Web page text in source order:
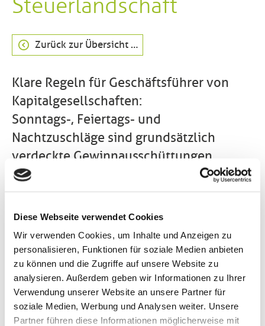
Diese Webseite verwendet Cookies
Wir verwenden Cookies, um Inhalte und Anzeigen zu
personalisieren, Funktionen für soziale Medien anbieten
zu können und die Zugriffe auf unsere Website zu
analysieren. Außerdem geben wir Informationen zu Ihrer
Verwendung unserer Website an unsere Partner für
soziale Medien, Werbung und Analysen weiter. Unsere
Partner führen diese Informationen möglicherweise mit
Steuerlandschaft
Zurück zur Übersicht …
Klare Regeln für Geschäftsführer von
Kapitalgesellschaften:
Sonntags-, Feiertags- und
Nachtzuschläge sind grundsätzlich
verdeckte Gewinnausschüttungen
Wer ein Unternehmen führt, muss oft ungewöhnliche
Arbeitszeiten in Kauf nehmen. Gibt es für diese
Nachtzuschläge, handelt es sich dabei steuerlich
gesehen grundsätzlich um verdeckte
Gewinnausschüttungen. Das gilt für nominelle und
faktische Geschäftsführer gleichermaßen.
Im aktuellen Fall ging es um eine Diskothek, die
nominell von der Mutter, faktisch jedoch von ihrem
Sohn geführt wurde. Er war für seine leitende